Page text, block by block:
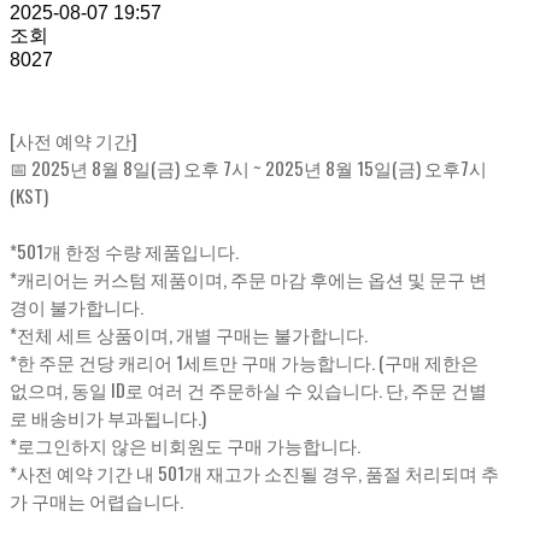
2025-08-07 19:57
조회
8027
[사전 예약 기간]
📅 2025년 8월 8일(금) 오후 7시 ~ 2025년 8월 15일(금) 오후7시
(KST)
*501개 한정 수량 제품입니다.
*캐리어는 커스텀 제품이며, 주문 마감 후에는 옵션 및 문구 변
경이 불가합니다.
*전체 세트 상품이며, 개별 구매는 불가합니다.
*한 주문 건당 캐리어 1세트만 구매 가능합니다. (구매 제한은
없으며, 동일 ID로 여러 건 주문하실 수 있습니다. 단, 주문 건별
로 배송비가 부과됩니다.)
*로그인하지 않은 비회원도 구매 가능합니다.
*사전 예약 기간 내 501개 재고가 소진될 경우, 품절 처리되며 추
가 구매는 어렵습니다.